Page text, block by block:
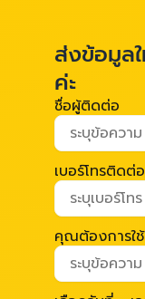
ส่งข้อมูล
ค่ะ
ชื่อผู้ติดต่อ
เบอร์โทรติดต่อ
คุณต้องการใช้